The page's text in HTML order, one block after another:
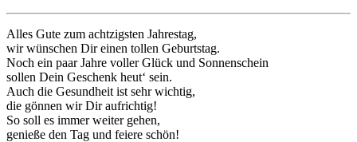
Alles Gute zum achtzigsten Jahrestag,
wir wünschen Dir einen tollen Geburtstag.
Noch ein paar Jahre voller Glück und Sonnenschein
sollen Dein Geschenk heut‘ sein.
Auch die Gesundheit ist sehr wichtig,
die gönnen wir Dir aufrichtig!
So soll es immer weiter gehen,
genieße den Tag und feiere schön!